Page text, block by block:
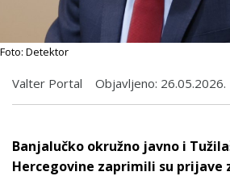
Foto: Detektor
Valter Portal Objavljeno: 26.05.2026.
Banjalučko okružno javno i
Hercegovine zaprimili su prijave